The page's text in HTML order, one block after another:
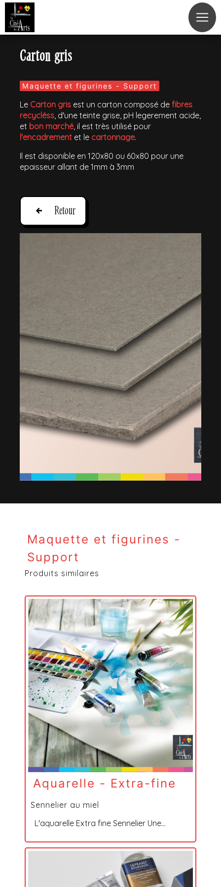
Carton gris
Maquette et figurines - Support
Le Carton gris est un carton composé de fibres
recycléss, d'une teinte grise, pH legerement acide,
et bon marché, il est très utilisé pour
l'encadrement et le cartonnage.
Il est disponible en 120x80 ou 60x80 pour une
epaisseur allant de 1mm à 3mm
Retour
Maquette et figurines -
Support
Produits similaires
Aquarelle - Extra-fine
Sennelier au miel
L'aquarelle Extra fine Sennelier Une...
Panneau de gestion des cookies